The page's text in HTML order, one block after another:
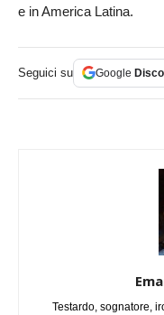
e in America Latina.
Seguici su Google
Testardo, sognatore,